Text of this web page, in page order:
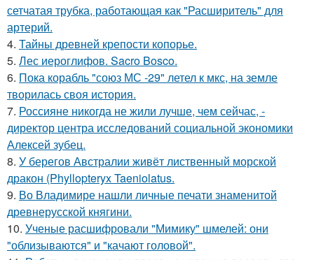
сетчатая трубка, работающая как "Расширитель" для
артерий.
4. Тайны древней крепости копорье.
5. Лес иероглифов. Sacro Bosco.
6. Пока корабль "союз МС -29" летел к мкс, на земле
творилась своя история.
7. Россияне никогда не жили лучше, чем сейчас, -
директор центра исследований социальной экономики
Алексей зубец.
8. У берегов Австралии живёт лиственный морской
дракон (Phyllopteryx Taeniolatus.
9. Во Владимире нашли личные печати знаменитой
древнерусской княгини.
10. Ученые расшифровали "Мимику" шмелей: они
"облизываются" и "качают головой".